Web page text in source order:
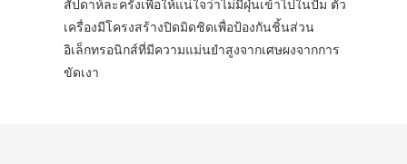
สัปดาห์ละครั้งเพื่อให้แน่ใจว่าไม่มีฝุ่นเข้าไปในปั๊ม ตัว
เครื่องมีโครงสร้างปิดมิดชิดเพื่อป้องกันชิ้นส่วน
อิเล็กทรอนิกส์ที่มีความแม่นยำสูงจากเศษผงจากการ
ขัดเงา